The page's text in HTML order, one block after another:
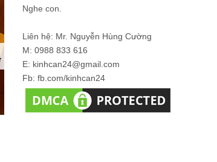
Nghe con.
Liên hệ: Mr. Nguyễn Hùng Cường
M: 0988 833 616
E: kinhcan24@gmail.com
Fb: fb.com/kinhcan24